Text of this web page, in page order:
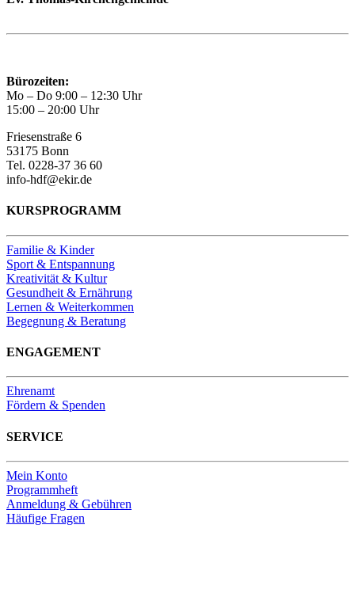
Bürozeiten:
Mo – Do 9:00 – 12:30 Uhr
15:00 – 20:00 Uhr
Friesenstraße 6
53175 Bonn
Tel. 0228-37 36 60
info-hdf@ekir.de
KURSPROGRAMM
Familie & Kinder
Sport & Entspannung
Kreativität & Kultur
Gesundheit & Ernährung
Lernen & Weiterkommen
Begegnung & Beratung
ENGAGEMENT
Ehrenamt
Fördern & Spenden
SERVICE
Mein Konto
Programmheft
Anmeldung & Gebühren
Häufige Fragen